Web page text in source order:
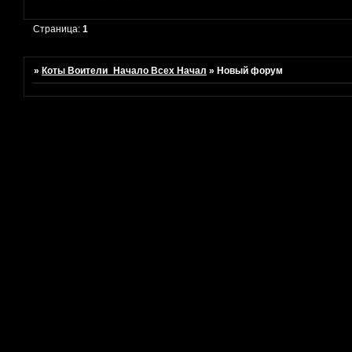
Страница:1
»Коты Воители_Начало Всех Начал »Новый форум